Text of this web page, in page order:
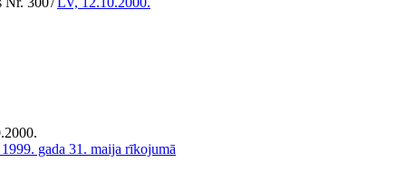
gada 31. maija rīkojumā